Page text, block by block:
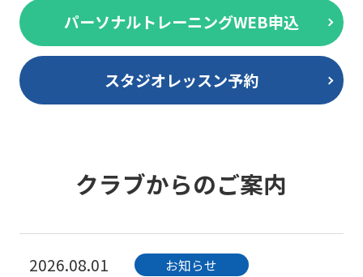
パーソナルトレーニングWEB申込
スタジオレッスン予約
クラブからのご案内
2026.08.01 お知らせ